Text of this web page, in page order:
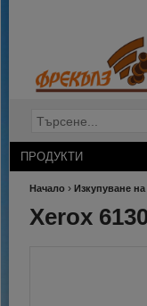
ПРОДУКТИ
Начало › Изкупуване на
Xerox